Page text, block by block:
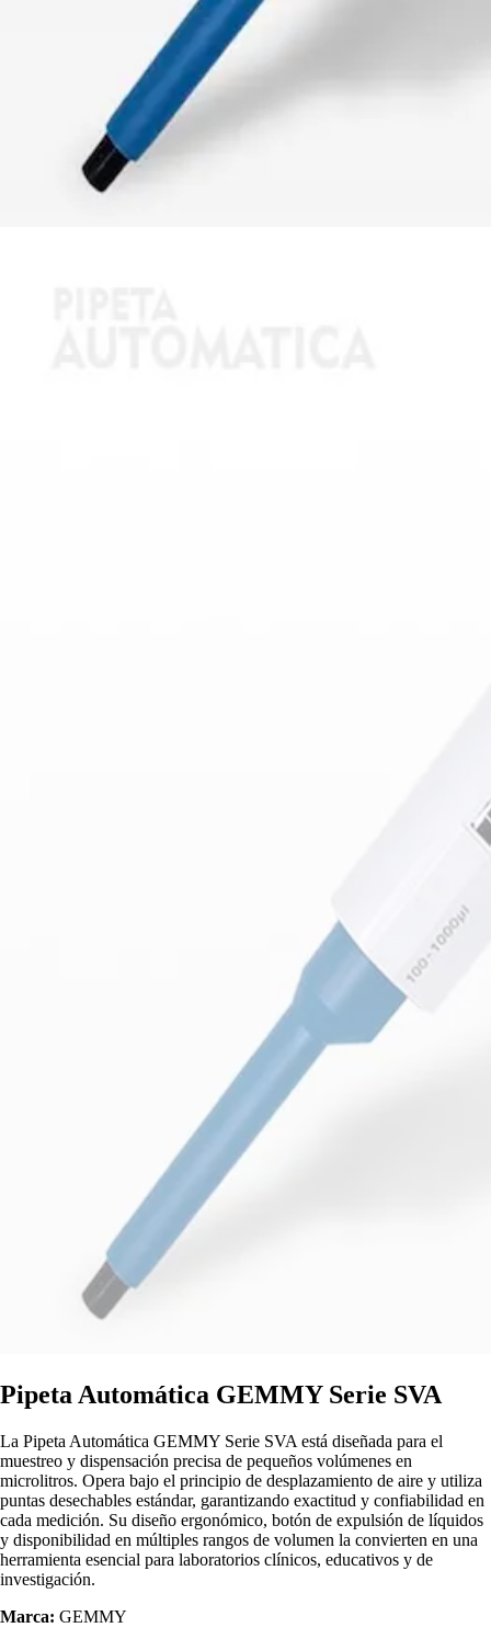
Pipeta Automática GEMMY Serie SVA
La Pipeta Automática GEMMY Serie SVA está diseñada para el
muestreo y dispensación precisa de pequeños volúmenes en
microlitros. Opera bajo el principio de desplazamiento de aire y utiliza
puntas desechables estándar, garantizando exactitud y confiabilidad en
cada medición. Su diseño ergonómico, botón de expulsión de líquidos
y disponibilidad en múltiples rangos de volumen la convierten en una
herramienta esencial para laboratorios clínicos, educativos y de
investigación.
Marca: GEMMY